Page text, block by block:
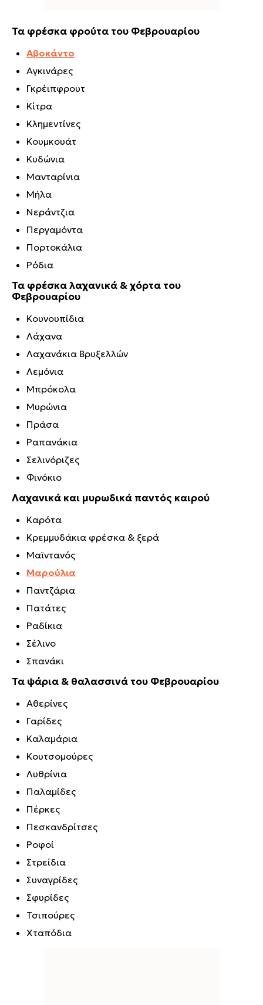
Τα φρέσκα φρούτα του Φεβρουαρίου
Αβοκάντο
Αγκινάρες
Γκρέιπφρουτ
Κίτρα
Κλημεντίνες
Κουμκουάτ
Κυδώνια
Μανταρίνια
Μήλα
Νεράντζια
Περγαμόντα
Πορτοκάλια
Ρόδια
Τα φρέσκα λαχανικά & χόρτα του
Φεβρουαρίου
Κουνουπίδια
Λάχανα
Λαχανάκια Βρυξελλών
Λεμόνια
Μπρόκολα
Μυρώνια
Πράσα
Ραπανάκια
Σελινόριζες
Φινόκιο
Λαχανικά και μυρωδικά παντός καιρού
Καρότα
Κρεμμυδάκια φρέσκα & ξερά
Μαϊντανός
Μαρούλια
Παντζάρια
Πατάτες
Ραδίκια
Σέλινο
Σπανάκι
Τα ψάρια & θαλασσινά του Φεβρουαρίου
Αθερίνες
Γαρίδες
Καλαμάρια
Κουτσομούρες
Λυθρίνια
Παλαμίδες
Πέρκες
Πεσκανδρίτσες
Ροφοί
Στρείδια
Συναγρίδες
Σφυρίδες
Τσιπούρες
Χταπόδια